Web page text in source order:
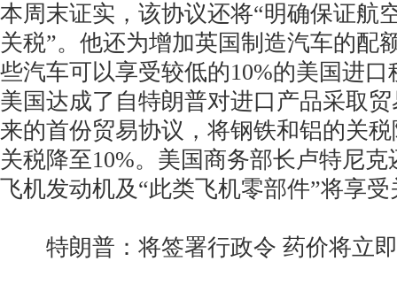
本周末证实，该协议还将“明确保证航
关税”。他还为增加英国制造汽车的配
些汽车可以享受较低的10%的美国进
美国达成了自特朗普对进口产品采取
来的首份贸易协议，将钢铁和铝的关
关税降至10%。美国商务部长卢特尼
飞机发动机及“此类飞机零部件”将享
特朗普：将签署行政令 药价将立即